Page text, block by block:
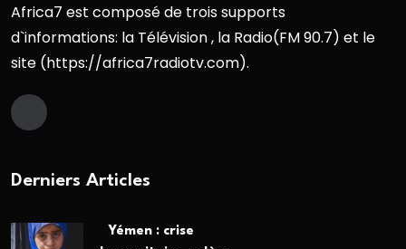
Africa7 est composé de trois supports
d`informations: la Télévision , la Radio(FM 90.7) et le
site (https://africa7radiotv.com).
Derniers Articles
Yémen : crise